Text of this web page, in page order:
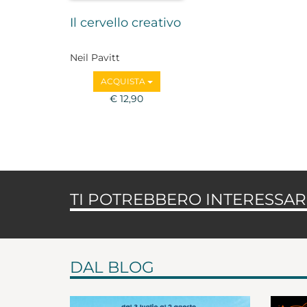
Il cervello creativo
Neil Pavitt
ACQUISTA
€ 12,90
TI POTREBBERO
DAL BLOG